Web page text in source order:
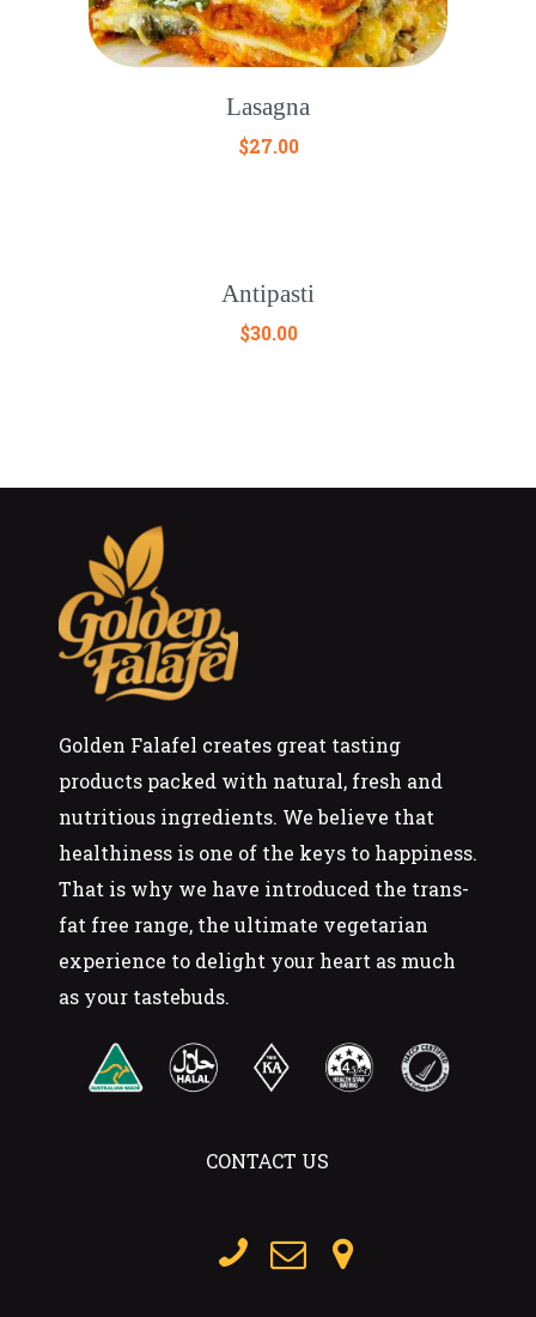
Lasagna
$27.00
Antipasti
$30.00
Golden Falafel creates great tasting
products packed with natural, fresh and
nutritious ingredients. We believe that
healthiness is one of the keys to happiness.
That is why we have introduced the trans-
fat free range, the ultimate vegetarian
experience to delight your heart as much
as your tastebuds.
CONTACT US